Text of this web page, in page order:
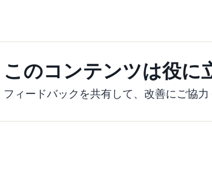
このコンテンツは役に
フィードバックを共有して、改善にご協力